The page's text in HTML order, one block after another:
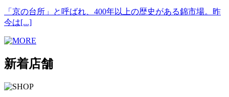
「京の台所」と呼ばれ、400年以上の歴史がある錦市場。昨
今は[...]
新着店舗